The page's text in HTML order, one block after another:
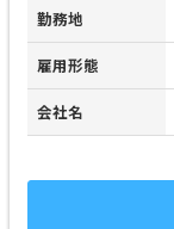
勤務地
雇用形態
会社名